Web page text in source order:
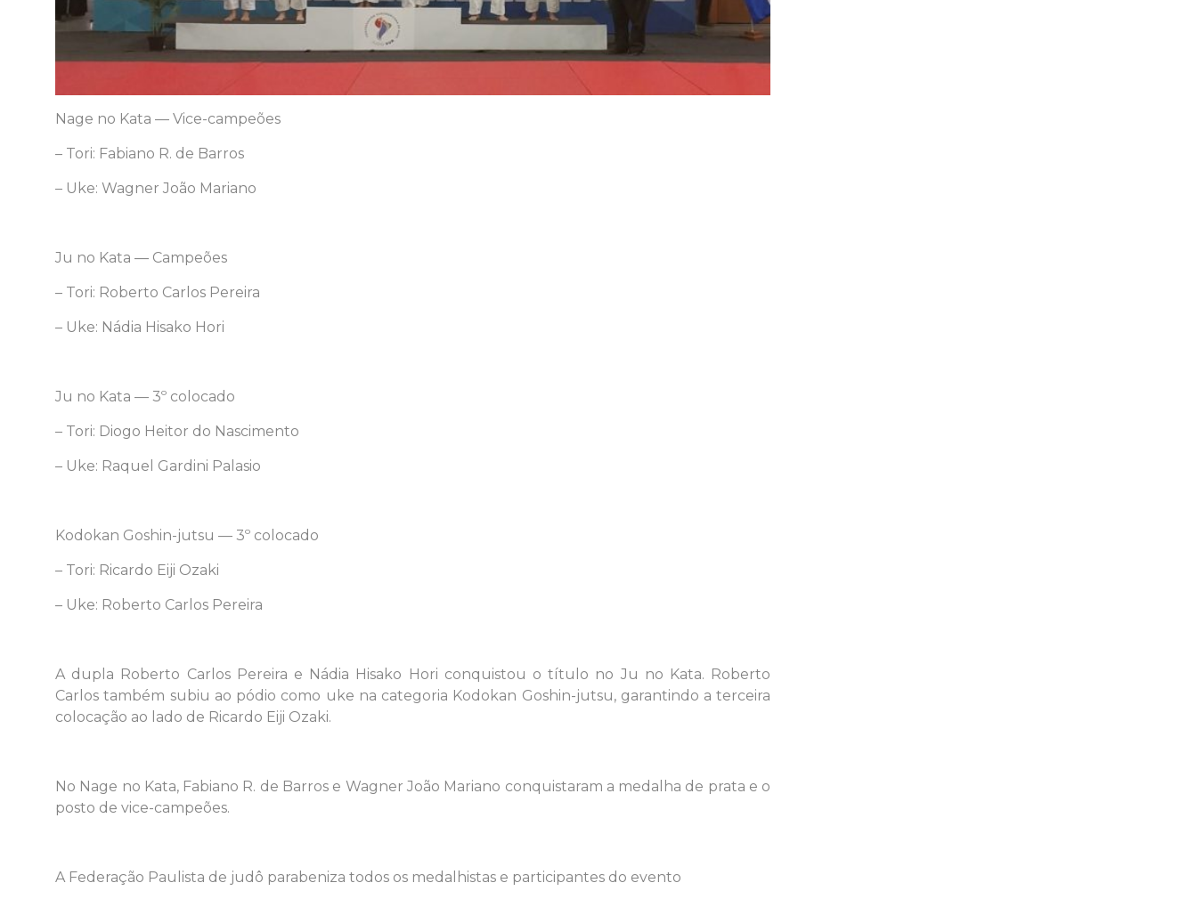
Nage no Kata — Vice-campeões
– Tori: Fabiano R. de Barros
– Uke: Wagner João Mariano
Ju no Kata — Campeões
– Tori: Roberto Carlos Pereira
– Uke: Nádia Hisako Hori
Ju no Kata — 3º colocado
– Tori: Diogo Heitor do Nascimento
– Uke: Raquel Gardini Palasio
Kodokan Goshin-jutsu — 3º colocado
– Tori: Ricardo Eiji Ozaki
– Uke: Roberto Carlos Pereira
A dupla Roberto Carlos Pereira e Nádia Hisako Hori conquistou o título no Ju no Kata. Roberto
Carlos também subiu ao pódio como uke na categoria Kodokan Goshin-jutsu, garantindo a terceira
colocação ao lado de Ricardo Eiji Ozaki.
No Nage no Kata, Fabiano R. de Barros e Wagner João Mariano conquistaram a medalha de prata e o
posto de vice-campeões.
A Federação Paulista de judô parabeniza todos os medalhistas e participantes do evento